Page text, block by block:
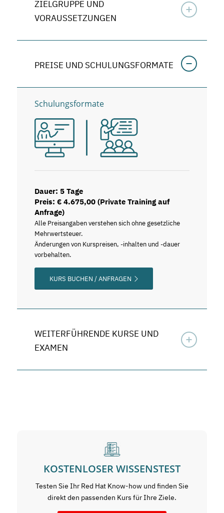
ZIELGRUPPE UND
VORAUSSETZUNGEN
PREISE UND SCHULUNGSFORMATE
Schulungsformate
Dauer: 5 Tage
Preis: € 4.675,00 (Private Training auf
Anfrage)
Alle Preisangaben verstehen sich ohne gesetzliche
Mehrwertsteuer.
Änderungen von Kurspreisen, -inhalten und -dauer
vorbehalten.
KURS BUCHEN / ANFRAGEN
WEITERFÜHRENDE KURSE UND
EXAMEN
KOSTENLOSER WISSENSTEST
Testen Sie Ihr Red Hat Know-how und finden Sie
direkt den passenden Kurs für Ihre Ziele.